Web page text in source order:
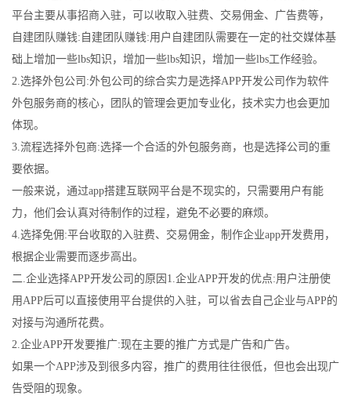
平台主要从事招商入驻，可以收取入驻费、交易佣金、广告费等，
自建团队赚钱:自建团队赚钱:用户自建团队需要在一定的社交媒体基
础上增加一些lbs知识，增加一些lbs知识，增加一些lbs工作经验。
2.选择外包公司:外包公司的综合实力是选择APP开发公司作为软件
外包服务商的核心，团队的管理会更加专业化，技术实力也会更加
体现。
3.流程选择外包商:选择一个合适的外包服务商，也是选择公司的重
要依据。
一般来说，通过app搭建互联网平台是不现实的，只需要用户有能
力，他们会认真对待制作的过程，避免不必要的麻烦。
4.选择免佣:平台收取的入驻费、交易佣金，制作企业app开发费用，
根据企业需要而逐步高出。
二.企业选择APP开发公司的原因1.企业APP开发的优点:用户注册使
用APP后可以直接使用平台提供的入驻，可以省去自己企业与APP的
对接与沟通所花费。
2.企业APP开发要推广:现在主要的推广方式是广告和广告。
如果一个APP涉及到很多内容，推广的费用往往很低，但也会出现广
告受阻的现象。